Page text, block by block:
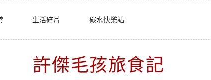
生活碎片 碳水快樂站
許傑毛孩旅食記